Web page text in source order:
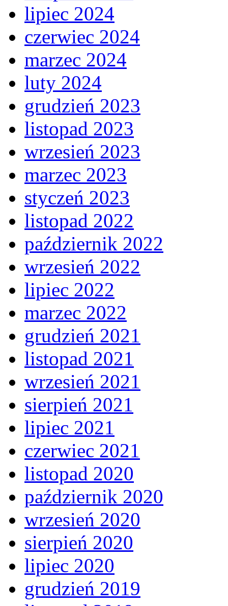
lipiec 2024
czerwiec 2024
marzec 2024
luty 2024
grudzień 2023
listopad 2023
wrzesień 2023
marzec 2023
styczeń 2023
listopad 2022
październik 2022
wrzesień 2022
lipiec 2022
marzec 2022
grudzień 2021
listopad 2021
wrzesień 2021
sierpień 2021
lipiec 2021
czerwiec 2021
listopad 2020
październik 2020
wrzesień 2020
sierpień 2020
lipiec 2020
grudzień 2019